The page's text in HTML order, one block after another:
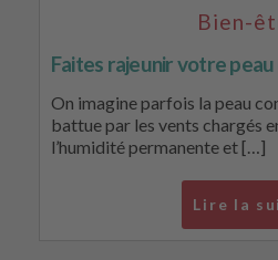
Bien-
Faites rajeunir votre peau
On imagine parfois la peau
battue par les vents chargés
l’humidité permanente et […]
Lire la